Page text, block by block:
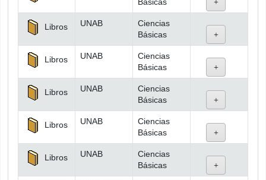
Libros UNAB
Ciencias
Básicas
Libros UNAB
Ciencias
Básicas
Libros UNAB
Ciencias
Básicas
Libros UNAB
Ciencias
Básicas
Libros UNAB
Ciencias
Básicas